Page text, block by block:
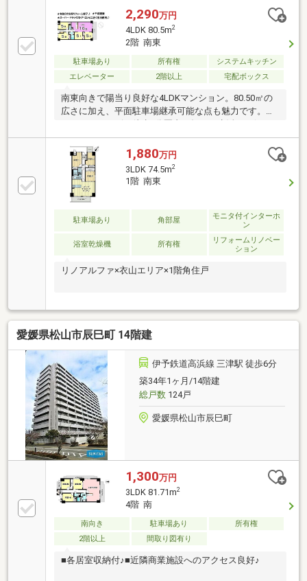
2,290万円
4LDK 80.5m2
2階 南東
駐車場あり 所有権
システムキッチン
エレベーター
2階以上 宅配ボックス
南東向きで陽当り良好な4LDKマンション。80.50㎡の
広さに加え、平面駐車場継承可能な点も魅力です。ス
ーパー・コンビニ徒歩8分圏内で毎日の生活にも便
利。宅配BOXや24時間365日緊急対応サービスも備わ
っています。住宅ローンや諸費用を含めた資金計画の
ご相談も承ります。
1,880万円
3LDK 74.5m2
1階 南東
駐車場あり 角部屋
モニタ付インターホ
ン
浴室乾燥機 所有権
リフォームリノベー
ション
リノアルファ×衣山エリア×1階角住戸
愛媛県松山市辰巳町 14階建
伊予鉄道高浜線 三津駅 徒歩6分
築34年1ヶ月/14階建
総戸数124戸
愛媛県松山市辰巳町
1,300万円
3LDK 81.71m2
4階 南
南向き 駐車場あり
所有権
2階以上
間取り図有り
■各居室収納付♪■近隣商業施設へのアクセス良好♪